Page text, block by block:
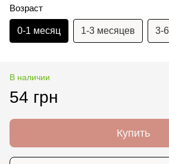
Возраст
0-1 месяц 1-3 месяцев 3-
В наличии
54 грн
Купить